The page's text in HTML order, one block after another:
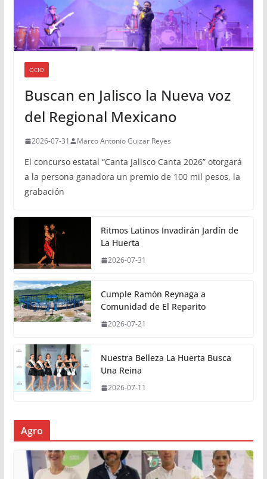
OCIO
Buscan en Jalisco la Nueva voz
del Regional Mexicano
2026-07-31 Marco Antonio Guizar Reyes
El concurso estatal “Canta Jalisco Canta 2026” otorgará
a la persona ganadora un premio de 100 mil pesos, la
grabación
Ritmos Latinos Invadirán Jardín de
La Huerta
2026-07-31
Cumple Ramón Reynaga a
Comunidad de El Reparito
2026-07-21
Nuestra Belleza La Huerta Busca
Una Reina
2026-07-11
Agro